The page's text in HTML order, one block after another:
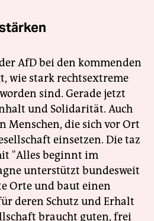
AfD bei den kommenden
wie stark rechtsextreme
sind. Gerade jetzt
und Solidarität. Auch
Menschen, die sich vor Ort
einsetzen. Die taz
"Alles beginnt im
unterstützt bundesweit
Orte und baut einen
deren Schutz und Erhalt
braucht guten, frei